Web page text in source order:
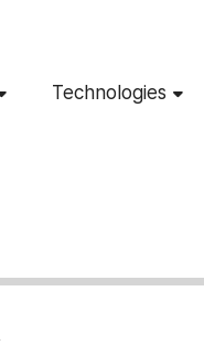
Technologies